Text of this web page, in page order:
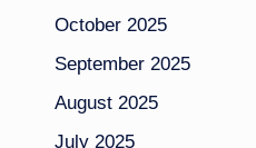
October 2025
September 2025
August 2025
July 2025